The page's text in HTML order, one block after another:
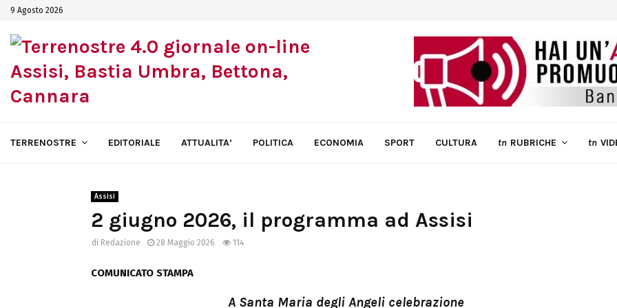
9 Agosto 2026
TERRENOSTRE EDITORIALE ATTUALITA’ POLITICA ECONOMIA SPORT CULTURA tn RUBRICHE tn
Assisi
2 giugno 2026, il programma ad Assisi
di Redazione 28 Maggio 2026 114
COMUNICATO STAMPA
A Santa Maria degli Angeli celebrazione